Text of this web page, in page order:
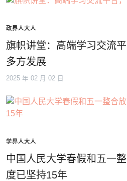
政界人大人
旗帜讲堂：高端学习交流
多方发展
2025 年 02 月 02 日
学界人大人
中国人民大学春假和五一
度已坚持15年